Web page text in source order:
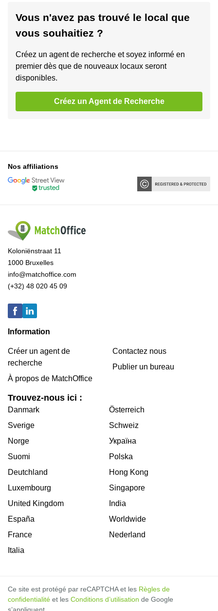
Vous n'avez pas trouvé le local que
vous souhaitiez ?
Créez un agent de recherche et soyez informé en
premier dès que de nouveaux locaux seront
disponibles.
Créez un Agent de Recherche
Nos affiliations
Koloniënstraat 11
1000 Bruxelles
info@matchoffice.com
(+32) 48 020 45 09
Information
Créer un agent de
recherche
À propos de MatchOffice
Contactez nous
Publier un bureau
Trouvez-nous ici :
Danmark
Sverige
Norge
Suomi
Deutchland
Luxembourg
United Kingdom
España
France
Italia
Österreich
Schweiz
Україна
Polska
Hong Kong
Singapore
India
Worldwide
Nederland
Ce site est protégé par reCAPTCHA et les Règles de
confidentialité et les Conditions d’utilisation de Google